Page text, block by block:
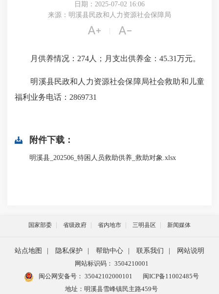
日期：2025-07-02 16:06
来源：明溪县民政和人力资源社会保障局
 
月供养情况：274人；月支出供养金：45.31万元。
明溪县民政和人力资源社会保障局社会救助和儿童
福利业务电话：2869731
附件下载：
明溪县_202506_特困人员救助供养_救助对象.xlsx
国家部委 省级政府 省内地市 三明县区 新闻媒体
站点地图 隐私保护 帮助中心 联系我们
网站说明
网站标识码： 3504210001
闽公网安备号： 35042102000101
闽ICP备11002485号
地址：明溪县雪峰镇民主路459号